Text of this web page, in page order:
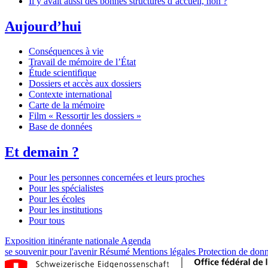
Aujourd’hui
Conséquences à vie
Travail de mémoire de l’État
Étude scientifique
Dossiers et accès aux dossiers
Contexte international
Carte de la mémoire
Film « Ressortir les dossiers »
Base de données
Et demain ?
Pour les personnes concernées et leurs proches
Pour les spécialistes
Pour les écoles
Pour les institutions
Pour tous
Exposition itinérante nationale Agenda
se souvenir pour l'avenirRésumé Mentions légales Protection de